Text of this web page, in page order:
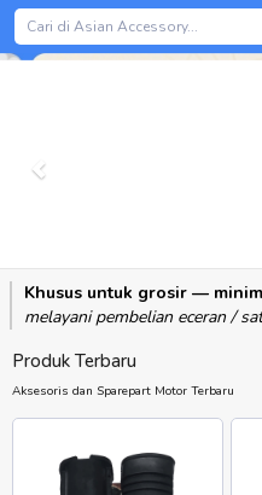
Previous
Khusus untuk grosir —
melayani pembelian eceran /
Produk Terbaru
Aksesoris dan Sparepart Motor Terbaru